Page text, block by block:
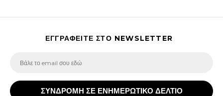
ΕΓΓΡΑΦΕΙΤΕ ΣΤΟ NEWSLETTER
ΣΥΝΔΡΟΜΗ ΣΕ ΕΝΗΜΕΡΩΤΙΚΟ ΔΕΛΤΙΟ